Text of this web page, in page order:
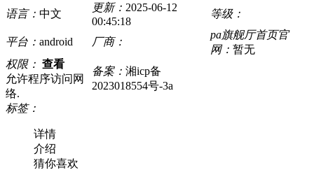
语言： 中文
更新： 2025-06-12
00:45:18
等级：
平台： android 厂商：
pa旗舰厅首页官
网： 暂无
权限： 查看
允许程序访问网
络.
备案： 湘icp备
2023018554号-3a
标签：
详情
介绍
猜你喜欢